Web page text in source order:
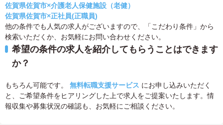
佐賀県佐賀市×介護老人保健施設（老健）
佐賀県佐賀市×正社員(正職員)
他の条件でも人気の求人がございますので、「こだわり条件」から
検索いただくか、お気軽にお問い合わせください。
希望の条件の求人を紹介してもらうことはできます
か？
もちろん可能です。 無料転職支援サービス にお申し込みいただく
と、ご希望条件をヒアリングした上で求人をご提案いたします。情
報収集や募集状況の確認も、お気軽にご相談ください。